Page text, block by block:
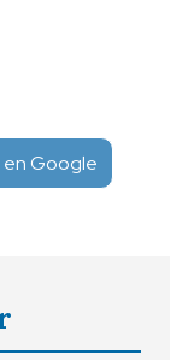
Google